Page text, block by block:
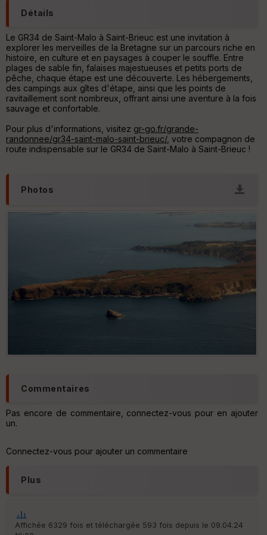
v
er
tu
re
IG
N
he
r
ar
t
ri
v
e
Fil
tr
Tr
Détails
Le GR34 de Saint-Malo à Saint-Brieuc est une invitation à
explorer les merveilles de la Bretagne sur un parcours riche en
histoire, en culture et en paysages à couper le souffle. Entre
plages de sable fin, falaises majestueuses et petits ports de
pêche, chaque étape est une découverte. Les hébergements,
des campings aux gîtes d'étape, ainsi que les points de
ravitaillement sont nombreux, offrant ainsi une aventure à la fois
sauvage et confortable.
Pour plus d'informations, visitez gr-go.fr/grande-
randonnee/gr34-saint-malo-saint-brieuc/, votre compagnon de
route indispensable sur le GR34 de Saint-Malo à Saint-Brieuc !
Photos
Commentaires
Pas encore de commentaire, connectez-vous pour en ajouter
un.
Connectez-vous pour ajouter un commentaire
Plus
Affichée 6329 fois et téléchargée 593 fois depuis le 09.04.24